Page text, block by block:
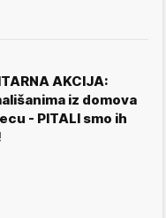
AKCIJA:
iz domova
- PITALI smo ih